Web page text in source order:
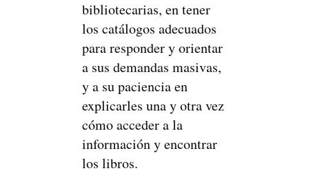
bibliotecarias, en tener
los catálogos adecuados
para responder y orientar
a sus demandas masivas,
y a su paciencia en
explicarles una y otra vez
cómo acceder a la
información y encontrar
los libros.